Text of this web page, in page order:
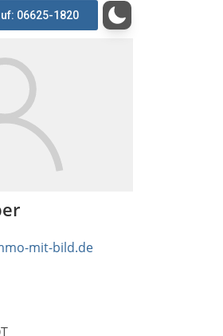
06625-1820
mit-bild.de